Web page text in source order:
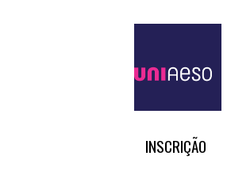
INSCRIÇÃO